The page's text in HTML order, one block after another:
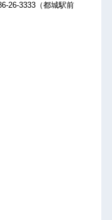
26-3333（都城駅前